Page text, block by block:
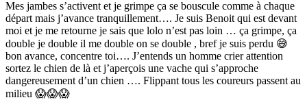
Mes jambes s’activent et je grimpe ça se bouscule comme à chaque
départ mais j’avance tranquillement…. Je suis Benoit qui est devant
moi et je me retourne je sais que lolo n’est pas loin … ça grimpe, ça
double je double il me double on se double , bref je suis perdu 😅
bon avance, concentre toi…. J’entends un homme crier attention
sortez le chien de là et j’aperçois une vache qui s’approche
dangereusement d’un chien …. Flippant tous les coureurs passent au
milieu 😱😱😱